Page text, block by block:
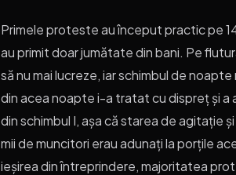
Primele proteste au început practic pe
au primit doar jumătate din bani. Pe
să nu mai lucreze, iar schimbul de
din acea noapte i-a tratat cu dispreț și a
din schimbul I, așa că starea de agitație
mii de muncitori erau adunați la porțile
ieșirea din întreprindere, majoritatea